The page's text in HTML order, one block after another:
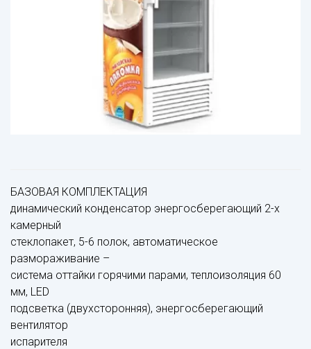
БАЗОВАЯ КОМПЛЕКТАЦИЯ
динамический конденсатор энергосберегающий 2-х
камерный
стеклопакет, 5-6 полок, автоматическое
размораживание –
система оттайки горячими парами, теплоизоляция 60
мм, LED
подсветка (двухсторонняя), энергосберегающий
вентилятор
испарителя